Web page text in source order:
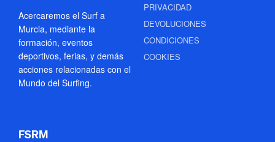
Acercaremos el Surf a
Murcia, mediante la
formación, eventos
deportivos, ferias, y demás
acciones relacionadas con el
Mundo del Surfing.
PRIVACIDAD
DEVOLUCIONES
CONDICIONES
COOKIES
FSRM